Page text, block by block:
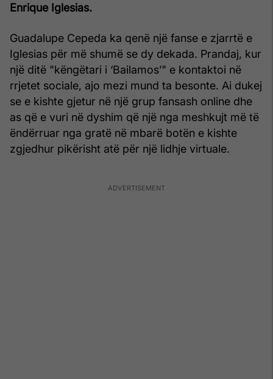
Enrique Iglesias.
Guadalupe Cepeda ka qenë një fanse e zjarrtë e
Iglesias për më shumë se dy dekada. Prandaj, kur
një ditë "këngëtari i ‘Bailamos’" e kontaktoi në
rrjetet sociale, ajo mezi mund ta besonte. Ai dukej
se e kishte gjetur në një grup fansash online dhe
as që e vuri në dyshim që një nga meshkujt më të
ëndërruar nga gratë në mbarë botën e kishte
zgjedhur pikërisht atë për një lidhje virtuale.